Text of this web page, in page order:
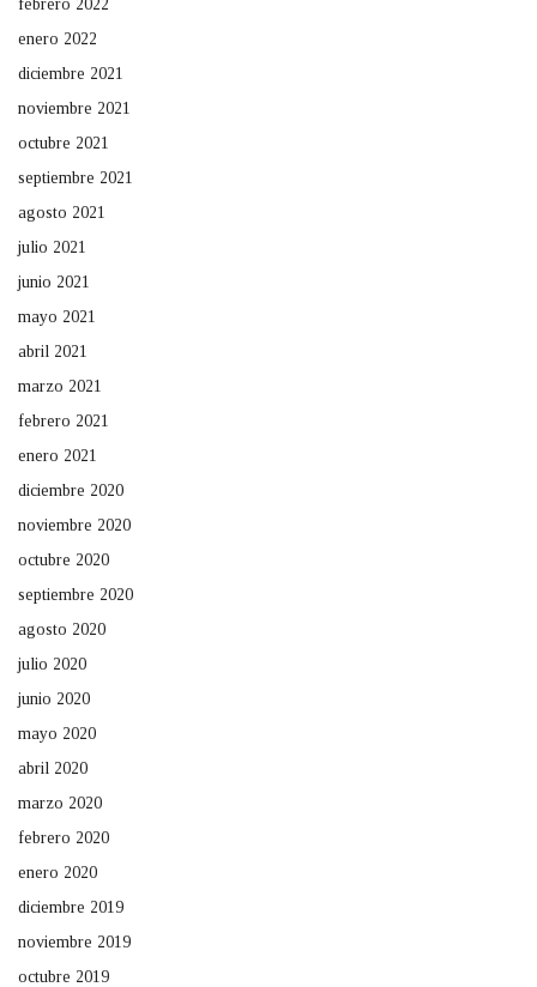
febrero 2022
enero 2022
diciembre 2021
noviembre 2021
octubre 2021
septiembre 2021
agosto 2021
julio 2021
junio 2021
mayo 2021
abril 2021
marzo 2021
febrero 2021
enero 2021
diciembre 2020
noviembre 2020
octubre 2020
septiembre 2020
agosto 2020
julio 2020
junio 2020
mayo 2020
abril 2020
marzo 2020
febrero 2020
enero 2020
diciembre 2019
noviembre 2019
octubre 2019